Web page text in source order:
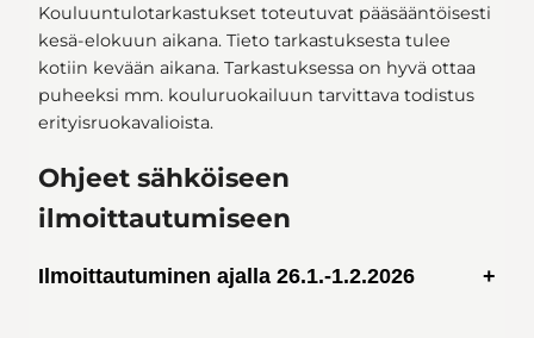
Kouluuntulotarkastukset toteutuvat pääsääntöisesti
kesä-elokuun aikana. Tieto tarkastuksesta tulee
kotiin kevään aikana. Tarkastuksessa on hyvä ottaa
puheeksi mm. kouluruokailuun tarvittava todistus
erityisruokavalioista.
Ohjeet sähköiseen
ilmoittautumiseen
Ilmoittautuminen ajalla 26.1.-1.2.2026